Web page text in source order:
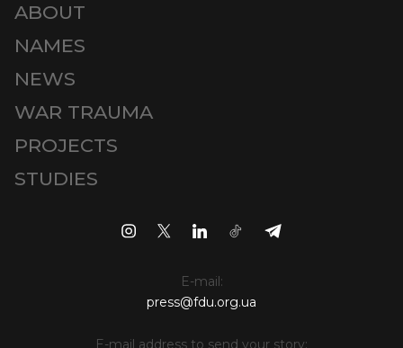
ABOUT
NAMES
NEWS
WAR TRAUMA
PROJECTS
STUDIES
E-mail:
press@fdu.org.ua